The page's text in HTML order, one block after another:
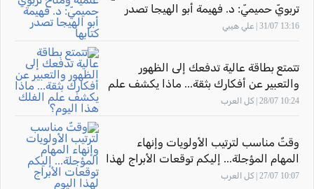
تربويّ حميميّ: د. فهيمة أبو الهيجا تصدر
كتابها "أثر المهارة" بحضور الاتّحاد القطريّ
13:16 31/07 | علي هيبي
تتمتع بطاقة عالية تدفعك إلى الظهور
والتعبير عن أفكارك بثقة... ماذا يكشف علم
الفلك هذا اليوم؟
10:24 28/07 | كل العرب
وقتٌ مناسب لترتيب الأولويات وإنهاء
المهام المؤجلة... إليكم توقعات الأبراج لهذا
اليوم
10:07 27/07 | كل العرب